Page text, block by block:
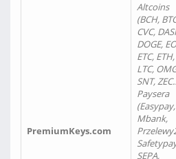
PremiumKeys.com
Altcoins
(BCH,
CVC,
DOGE,
ETC, ETH,
LTC,
SNT,
Paysera
(Easypay,
Mbank,
SEPA,